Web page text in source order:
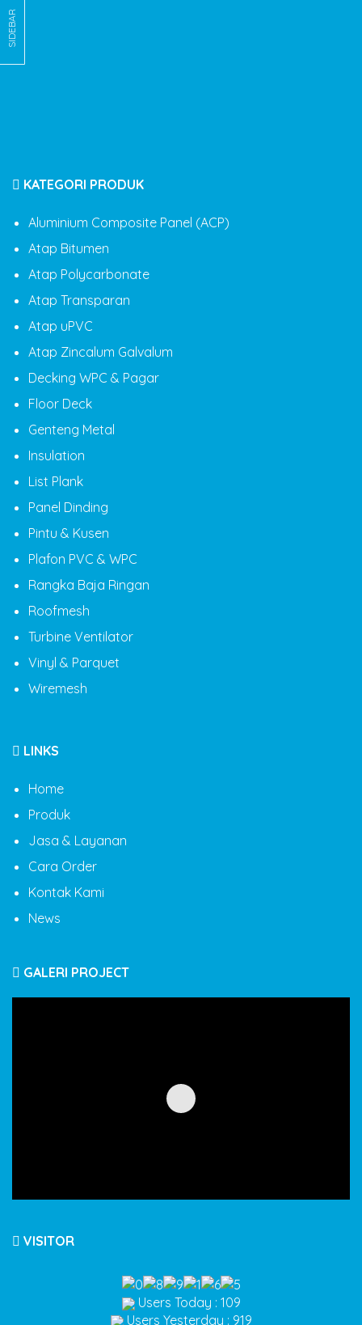
SIDEBAR
KATEGORI PRODUK
Aluminium Composite Panel (ACP)
Atap Bitumen
Atap Polycarbonate
Atap Transparan
Atap uPVC
Atap Zincalum Galvalum
Decking WPC & Pagar
Floor Deck
Genteng Metal
Insulation
List Plank
Panel Dinding
Pintu & Kusen
Plafon PVC & WPC
Rangka Baja Ringan
Roofmesh
Turbine Ventilator
Vinyl & Parquet
Wiremesh
LINKS
Home
Produk
Jasa & Layanan
Cara Order
Kontak Kami
News
GALERI PROJECT
VISITOR
Users Today : 109
Users Yesterday : 919